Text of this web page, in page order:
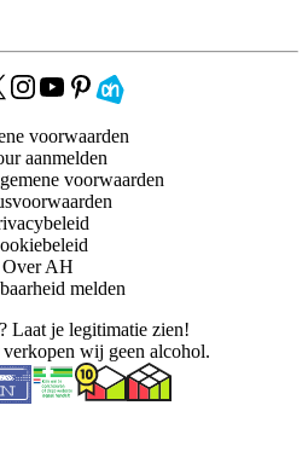
voorwaarden
aanmelden
voorwaarden
Over AH
melden
Laat je legitimatie zien!
verkopen wij geen alcohol.